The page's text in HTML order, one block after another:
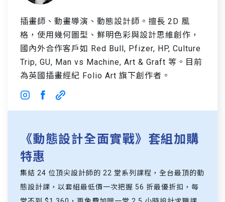
插畫師、動畫導演、動態設計師。擅長 2D 風
格，使用幾何圖型、鮮明色彩與設計思維創作，
國內外合作客戶如 Red Bull, Pfizer, HP, Culture
Trip, GU, Man vs Machine, Art & Graft 等。目前
為英國插畫經紀 Folio Art 旗下創作者。
《動態設計全面實戰》套組加購
特惠
集結 24 位頂尖設計師的 22 堂系列課程，全台最頂的動
態設計課，以套組最低價一次把握 56 折最優折扣，每